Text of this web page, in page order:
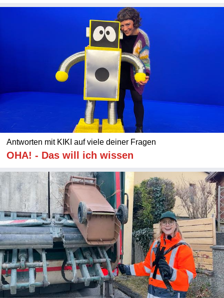
Antworten mit KIKI auf viele deiner Fragen
OHA! - Das will ich wissen